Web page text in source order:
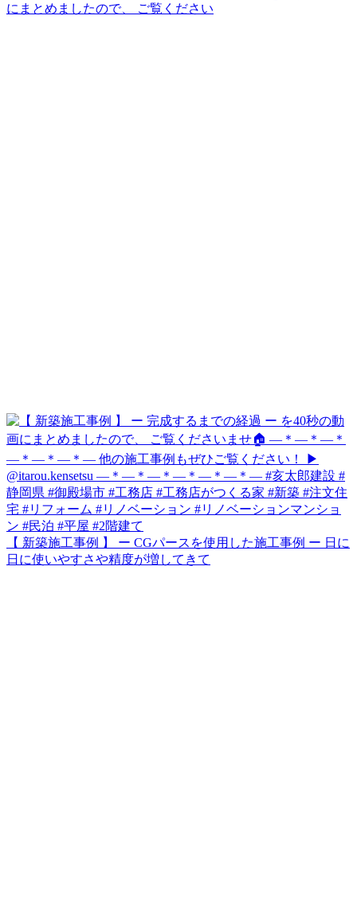
にまとめましたので、 ご覧ください
【 新築施工事例 】 ー CGパースを使用した施工事例 ー 日に
日に使いやすさや精度が増してきて